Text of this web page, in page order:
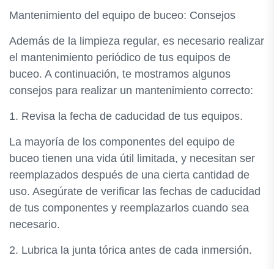
Mantenimiento del equipo de buceo: Consejos
Además de la limpieza regular, es necesario realizar
el mantenimiento periódico de tus equipos de
buceo. A continuación, te mostramos algunos
consejos para realizar un mantenimiento correcto:
1. Revisa la fecha de caducidad de tus equipos.
La mayoría de los componentes del equipo de
buceo tienen una vida útil limitada, y necesitan ser
reemplazados después de una cierta cantidad de
uso. Asegúrate de verificar las fechas de caducidad
de tus componentes y reemplazarlos cuando sea
necesario.
2. Lubrica la junta tórica antes de cada inmersión.